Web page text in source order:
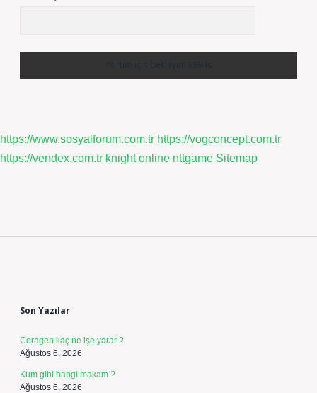
https://www.sosyalforum.com.tr https://vogconcept.com.tr
https://vendex.com.tr knight online nttgame Sitemap
Son Yazılar
Coragen ilaç ne işe yarar ?
Ağustos 6, 2026
Kum gibi hangi makam ?
Ağustos 6, 2026